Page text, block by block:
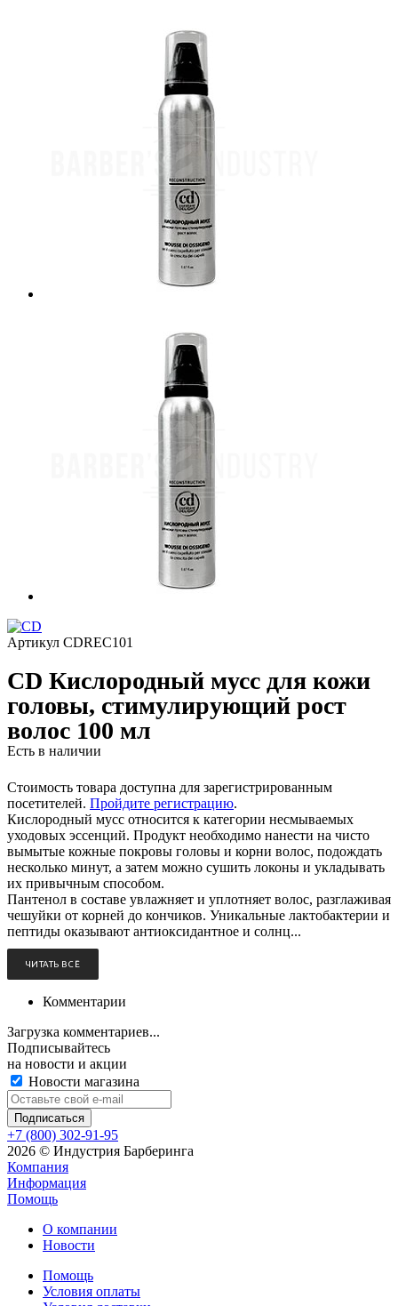
Артикул CDREC101
CD Кислородный мусс для кожи
головы, стимулирующий рост
волос 100 мл
Есть в наличии
Стоимость товара доступна для зарегистрированным
посетителей. Пройдите регистрацию.
Кислородный мусс относится к категории несмываемых
уходовых эссенций. Продукт необходимо нанести на чисто
вымытые кожные покровы головы и корни волос, подождать
несколько минут, а затем можно сушить локоны и укладывать
их привычным способом.
Пантенол в составе увлажняет и уплотняет волос, разглаживая
чешуйки от корней до кончиков. Уникальные лактобактерии и
пептиды оказывают антиоксидантное и солнц...
ЧИТАТЬ ВСЁ
Комментарии
Загрузка комментариев...
Подписывайтесь
на новости и акции
Новости магазина
+7 (800) 302-91-95
2026 © Индустрия Барберинга
Компания
Информация
Помощь
О компании
Новости
Помощь
Условия оплаты